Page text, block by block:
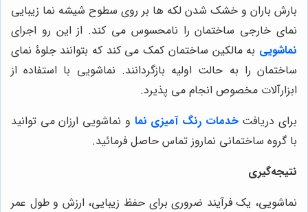
بارش باران و خشک شدن لکه ها بر روی سطوح شیشه نما زیبایی
نمای خارجی ساختمان را نامحسوس می کند. از این رو اجرای
نماشویی به مالکین ساختمان کمک می کند که بتوانند جلوۀ نمای
ساختمان را به حالت اولیه بازگردانند. نماشویی با استفاده از
ابزارآلات مخصوص انجام می پذیرد.
برای دریافتخدمات رنگ آمیزی نما و نماشویی ارزان می توانید
با گروه ساختمانی نماروز تماس حاصل فرمائید.
نتیجه‌گیری
نماشویی، یک فرآیند ضروری برای حفظ زیبایی، ارزش و طول عمر